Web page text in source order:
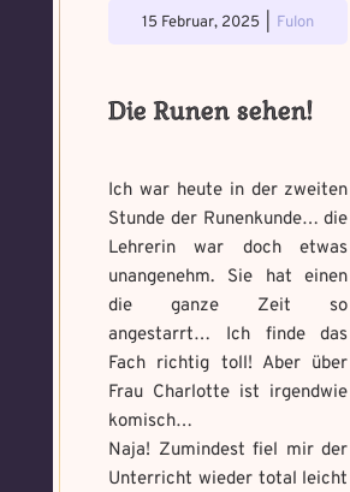
15 Februar, 2025 Fulon
Die Runen sehen!
Ich war heute in der zweiten
Stunde der Runenkunde… die
Lehrerin war doch etwas
unangenehm. Sie hat einen
die ganze Zeit so
angestarrt… Ich finde das
Fach richtig toll! Aber über
Frau Charlotte ist irgendwie
komisch…
Naja! Zumindest fiel mir der
Unterricht wieder total leicht
Wo gefunden? *
Wie bist du darauf
aufmerksam geworden
und wie bannst du es? *
Schreibe eine Geschichte mit mind.
500 Zeichen.
aus
Wo gefunden? *
Wie fängst du die Chaos
Magie ein? *
Bitte schreibe eine kleine Geschichte
mit mind. 500 Zeichen.
Du hast einen Gegenstand gefunden!
Benutzername
Welches Item und für
Aufgabe? *